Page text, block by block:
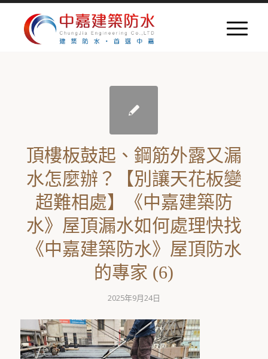
頂樓板鼓起、鋼筋外露又漏
水怎麼辦？【別讓天花板變
超難相處】《中嘉建築防
水》屋頂漏水如何處理快找
《中嘉建築防水》屋頂防水
的專家 (6)
2025年9月24日